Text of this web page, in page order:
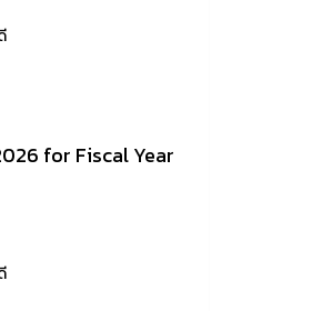
for Fiscal Year